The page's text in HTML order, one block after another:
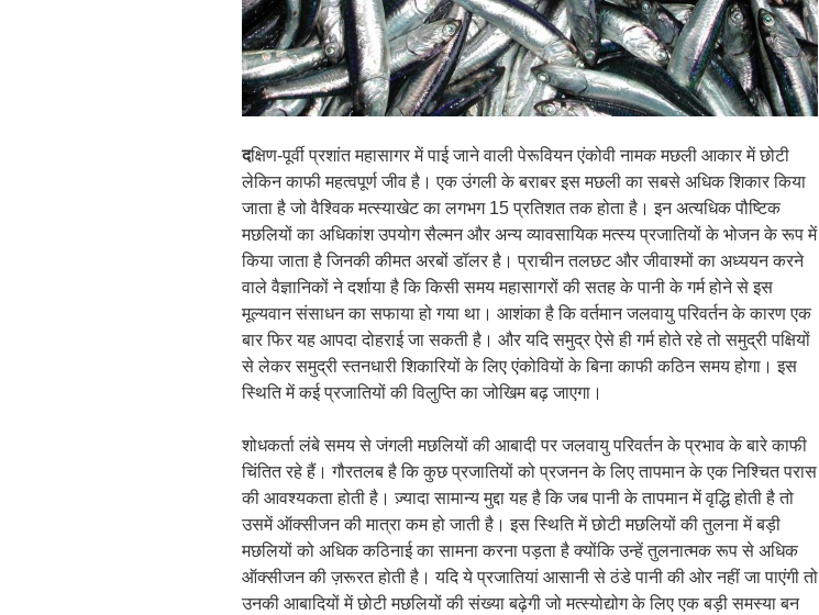
दक्षिण-पूर्वी प्रशांत महासागर में पाई जाने वाली पेरूवियन एंकोवी नामक मछली आकार में छोटी
लेकिन काफी महत्वपूर्ण जीव है। एक उंगली के बराबर इस मछली का सबसे अधिक शिकार किया
जाता है जो वैश्विक मत्स्याखेट का लगभग 15 प्रतिशत तक होता है। इन अत्यधिक पौष्टिक
मछलियों का अधिकांश उपयोग सैल्मन और अन्य व्यावसायिक मत्स्य प्रजातियों के भोजन के रूप में
किया जाता है जिनकी कीमत अरबों डॉलर है। प्राचीन तलछट और जीवाश्मों का अध्ययन करने
वाले वैज्ञानिकों ने दर्शाया है कि किसी समय महासागरों की सतह के पानी के गर्म होने से इस
मूल्यवान संसाधन का सफाया हो गया था। आशंका है कि वर्तमान जलवायु परिवर्तन के कारण एक
बार फिर यह आपदा दोहराई जा सकती है। और यदि समुद्र ऐसे ही गर्म होते रहे तो समुद्री पक्षियों
से लेकर समुद्री स्तनधारी शिकारियों के लिए एंकोवियों के बिना काफी कठिन समय होगा। इस
स्थिति में कई प्रजातियों की विलुप्ति का जोखिम बढ़ जाएगा।
शोधकर्ता लंबे समय से जंगली मछलियों की आबादी पर जलवायु परिवर्तन के प्रभाव के बारे काफी
चिंतित रहे हैं। गौरतलब है कि कुछ प्रजातियों को प्रजनन के लिए तापमान के एक निश्चित परास
की आवश्यकता होती है। ज़्यादा सामान्य मुद्दा यह है कि जब पानी के तापमान में वृद्धि होती है तो
उसमें ऑक्सीजन की मात्रा कम हो जाती है। इस स्थिति में छोटी मछलियों की तुलना में बड़ी
मछलियों को अधिक कठिनाई का सामना करना पड़ता है क्योंकि उन्हें तुलनात्मक रूप से अधिक
ऑक्सीजन की ज़रूरत होती है। यदि ये प्रजातियां आसानी से ठंडे पानी की ओर नहीं जा पाएंगी तो
उनकी आबादियों में छोटी मछलियों की संख्या बढ़ेगी जो मत्स्योद्योग के लिए एक बड़ी समस्या बन